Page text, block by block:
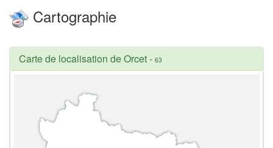
Cartographie
Carte de localisation de Orcet- 63